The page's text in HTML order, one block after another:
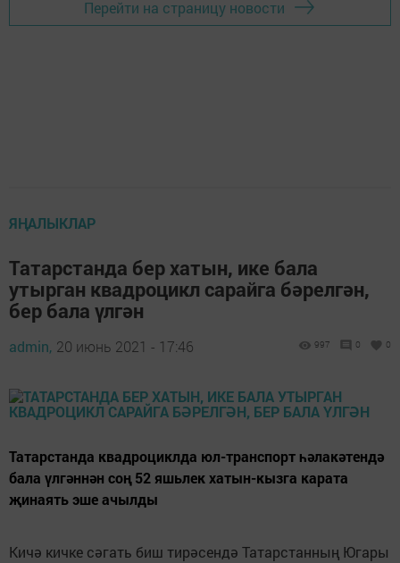
Перейти на страницу новости
ЯҢАЛЫКЛАР
Татарстанда бер хатын, ике бала
утырган квадроцикл сарайга бәрелгән,
бер бала үлгән
admin, 20 июнь 2021 - 17:46 997 0 0
Татарстанда квадроциклда юл-транспорт һәлакәтендә
бала үлгәннән соң 52 яшьлек хатын-кызга карата
җинаять эше ачылды
Кичә кичке сәгать биш тирәсендә Татарстанның Югары